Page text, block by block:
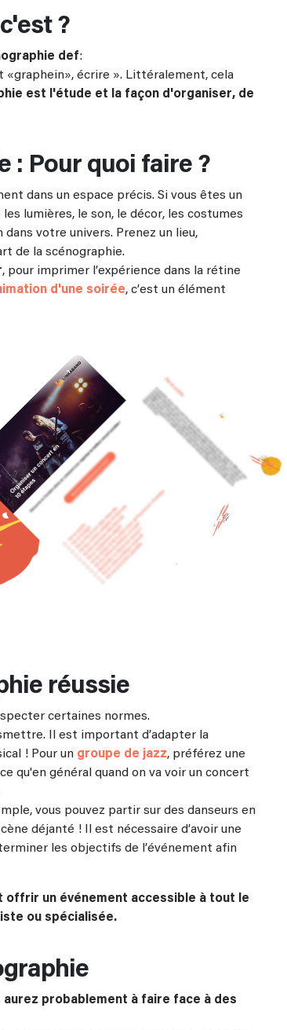
?
def:
écrire ». Littéralement, cela
est l'étude et la façon d'organiser, de
: Pour quoi faire ?
dans un espace précis. Si vous êtes un
les lumières, le son, le décor, les costumes
votre univers. Prenez un lieu,
de la scénographie.
, pour imprimer l’expérience dans la rétine
d'une soirée, c’est un élément
réussie
certaines normes.
Il est important d’adapter la
! Pour un groupe de jazz, préférez une
qu'en général quand on va voir un concert
vous pouvez partir sur des danseurs en
déjanté ! Il est nécessaire d’avoir une
les objectifs de l’événement afin
offrir un événement accessible à tout le
ou spécialisée.
aurez probablement à faire face à des